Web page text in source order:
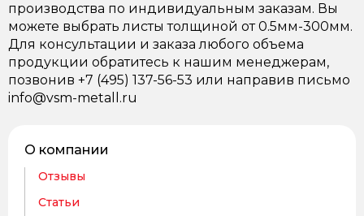
О компании
Отзывы
Статьи
производства по индивидуальным заказам. Вы
можете выбрать листы толщиной от 0.5мм-300мм.
Для консультации и заказа любого объема
продукции обратитесь к нашим менеджерам,
позвонив +7 (495) 137-56-53 или направив письмо
info@vsm-metall.ru